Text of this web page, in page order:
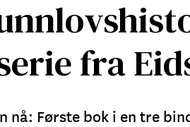
fra
nå: Første bok i en tre